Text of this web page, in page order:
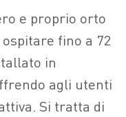
e proprio orto
fino a 72
in
agli utenti
Si tratta di